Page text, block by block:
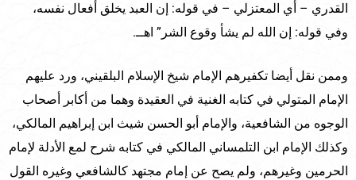
القدري – أي المعتزلي – في قوله: إن العبد يخلق أفعال نفسه،
وفي قوله: إن الله لم يشأ وقوع الشر” اهــ.
وممن نقل أيضا تكفيرهم الإمام شيخ الإسلام البلقيني، ورد عليهم
الإمام المتولي في كتابه الغنية في العقيدة وهما من أكابر أصحاب
الوجوه من الشافعية، والإمام أبو الحسن شيث ابن إبراهيم المالكي،
وكذلك الإمام ابن التلمساني المالكي في كتابه شرح لمع الأدلة لإمام
الحرمين وغيرهم، ولم يصح عن إمام مجتهد كالشافعي وغيره القول